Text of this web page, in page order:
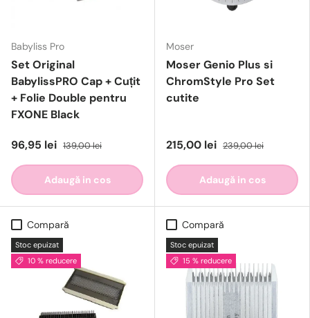
Babyliss Pro
Set Original
BabylissPRO Cap + Cuțit
+ Folie Double pentru
FXONE Black
96,95 lei 139,00 lei
Adaugă in cos
Moser
Moser Genio Plus si
ChromStyle Pro Set
cutite
215,00 lei 239,00 lei
Adaugă in cos
Compară
Stoc epuizat
10 % reducere
Compară
Stoc epuizat
15 % reducere